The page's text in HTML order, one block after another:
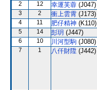
2 12 幸運芙蓉 (J047)
3 2 衝上雲霄 (J173)
4 11 肥仔精神 (K110)
5 14 彭玥 (J447)
6 10 川河型駒 (J080)
7 1 八仟財陞 (J442)